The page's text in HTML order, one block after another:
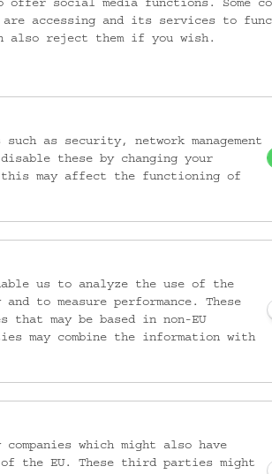
DATIERUNG
Vor 1991
ABBILDUNG
Geometrisches Motiv
SAMMLUNG
Krpata, Margit Z:
offer social media functions. Some
are accessing and its services to
also reject them if you wish.
as security, network management
these by changing your
this may affect the functioning of
us to analyze the use of the
and to measure performance. These
that may be based in non-EU
may combine the information with
which might also have
the EU. These third parties might